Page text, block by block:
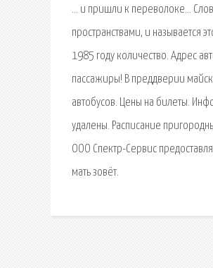
… и пришли к переволоке…
пространствами, и называется
1985 году количество. Адрес
пассажиры! В преддверии
автобусов. Цены на билеты.
удалены. Расписание
ООО Спектр-Сервис
мать зовёт.